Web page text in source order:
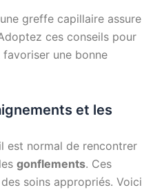
greffe capillaire assure
ces conseils pour
une bonne
et les
est normal de rencontrer
gonflements. Ces
soins appropriés. Voici